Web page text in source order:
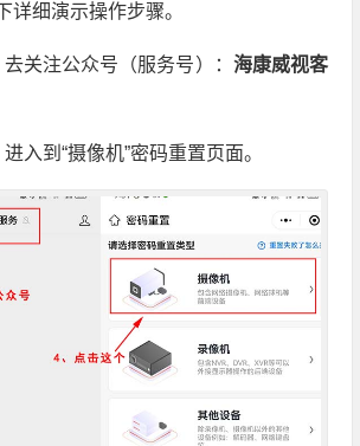
详细演示操作步骤。
关注公众号（服务号）： 海康威视客
入到“摄像机”密码重置页面。